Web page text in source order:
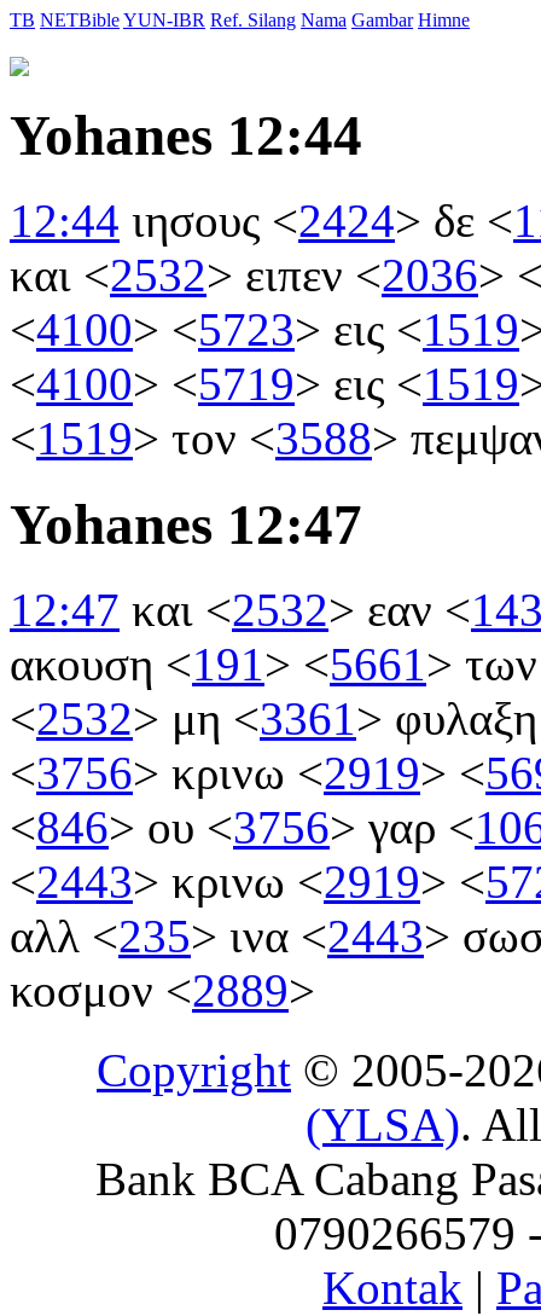
TB NETBibleYUN-IBR Ref. Silang Nama Gambar Himne
Yohanes 12:44
12:44 ιησους <2424> δε <
και <2532> ειπεν <2036>
<4100> <5723> εις <1519
<4100> <5719> εις <1519
<1519> τον <3588>
Yohanes 12:47
12:47 και <2532> εαν <
ακουση <191> <5661>
<2532> μη <3361>
<3756> κρινω <2919> <
<846> ου <3756> γαρ <
<2443> κρινω <2919> <
αλλ <235> ινα <2443>
κοσμον <2889>
Copyright © 2005-
(YLSA).
Bank BCA Cabang
0790266579
Kontak |